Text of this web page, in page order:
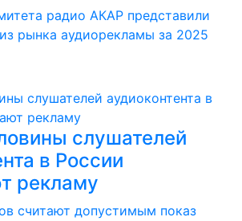
радио АКАР представили
рынка аудиорекламы за 2025
слушателей
в России
рекламу
считают допустимым показ